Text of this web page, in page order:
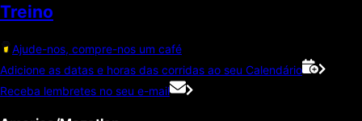
Treino
Ajude-nos, compre-nos um café
Adicione as datas e horas das corridas ao seu Calendário
Receba lembretes no seu e-mail